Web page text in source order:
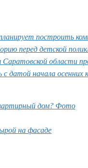
построить
перед детской
области
датой начала осенних
дом? Фото
на фасаде